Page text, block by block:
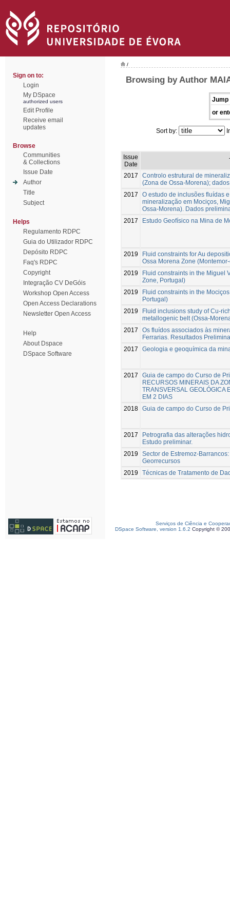
Sign on to:
Login
My DSpace
authorized users
Edit Profile
Receive email
updates
Browse
Communities
& Collections
Issue Date
Author
Title
Subject
Helps
Regulamento RDPC
Guia do Utilizador RDPC
Depósito RDPC
Faq's RDPC
Copyright
Integração CV DeGóis
Workshop Open Access
Open Access Declarations
Newsletter Open Access
Help
About Dspace
DSpace Software
/
Browsing by Author
Jump
or
Sort by:
Issue
Date
2017
Controlo estrutural de
(Zona de Ossa-Morena);
2017
O estudo de inclusões fluídas
mineralização em Mociços,
Ossa-Morena). Dados
2017
Estudo Geofísico na Mina de
2019
Fluid constraints for Au
Ossa Morena Zone
2019
Fluid constraints in the Miguel
Zone, Portugal)
2019
Fluid constraints in the
Portugal)
2019
Fluid inclusions study of Cu-
metallogenic belt (Ossa-
2017
Os fluídos associados às
Ferrarias. Resultados
2017
Geologia e geoquímica da
2017
Guia de campo do Curso de
RECURSOS MINERAIS DA
TRANSVERSAL GEOLÓGICA
EM 2 DIAS
2018 Guia de campo do Curso de
2017
Petrografia das alterações
Estudo preliminar.
2019
Sector de Estremoz-
Georrecursos
2019
Técnicas de Tratamento de
Serviços de Ciência e
DSpace Software, version 1.6.2 Copyright ©